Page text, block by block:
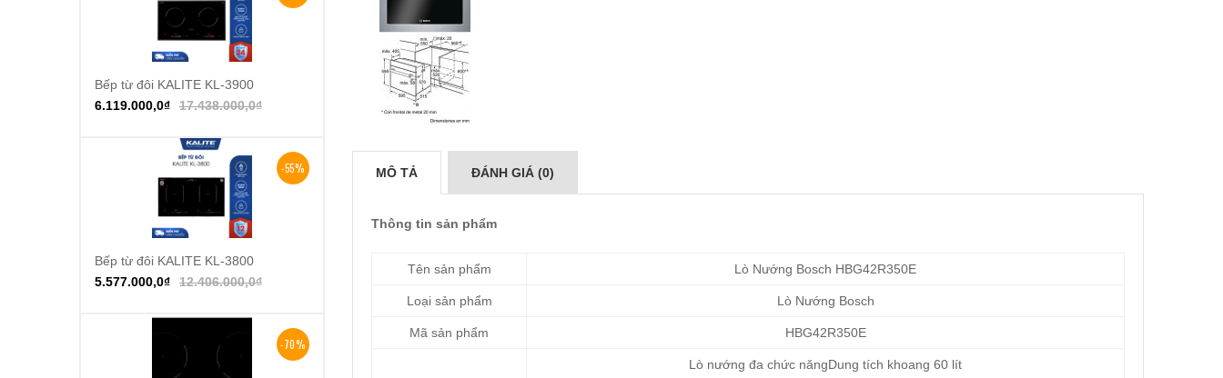
MÔ TẢ ĐÁNH GIÁ (0)
Thông tin sản phẩm
Tên sản phẩm Lò Nướng Bosch HBG42R350E
Loại sản phẩm Lò Nướng Bosch
Mã sản phẩm HBG42R350E
Lò nướng đa chức năngDung tích khoang 60 lít
Thêm vào giỏ hàng
Bếp từ đôi KALITE KL-3900
17.438.000,0₫
6.119.000,0₫
-55%
Thêm vào giỏ hàng
Bếp từ đôi KALITE KL-3800
12.406.000,0₫
5.577.000,0₫
-70%